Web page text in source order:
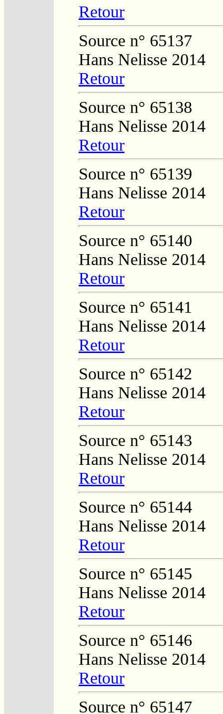
Retour
Source n° 65137
Hans Nelisse 2014
Retour
Source n° 65138
Hans Nelisse 2014
Retour
Source n° 65139
Hans Nelisse 2014
Retour
Source n° 65140
Hans Nelisse 2014
Retour
Source n° 65141
Hans Nelisse 2014
Retour
Source n° 65142
Hans Nelisse 2014
Retour
Source n° 65143
Hans Nelisse 2014
Retour
Source n° 65144
Hans Nelisse 2014
Retour
Source n° 65145
Hans Nelisse 2014
Retour
Source n° 65146
Hans Nelisse 2014
Retour
Source n° 65147